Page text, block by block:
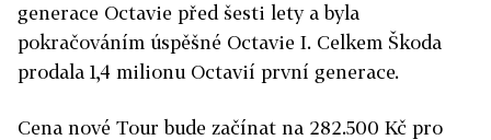
generace Octavie před šesti lety a byla
pokračováním úspěšné Octavie I. Celkem Škoda
prodala 1,4 milionu Octavií první generace.
Cena nové Tour bude začínat na 282.500 Kč pro